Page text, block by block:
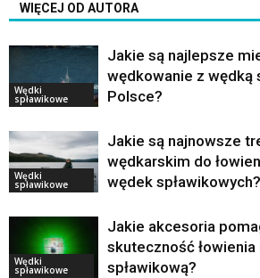
WIĘCEJ OD AUTORA
Wędki
spławikowe
Jakie są najlepsze
wędkowanie z wędką
Polsce?
Wędki
spławikowe
Jakie są najnowsze
wędkarskim do
wędek spławikowych?
Wędki
spławikowe
Jakie akcesoria
skuteczność łowienia
spławikową?